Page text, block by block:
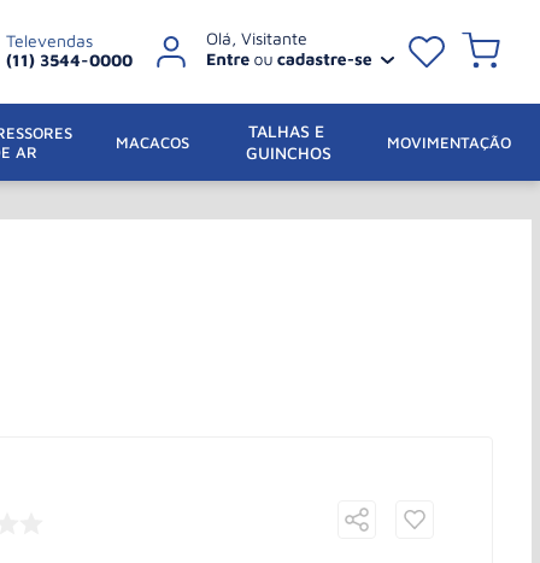
Televendas
(11) 3544-0000
AR
MACACOS
TALHAS E
GUINCHOS
MOVIMENTAÇÃO